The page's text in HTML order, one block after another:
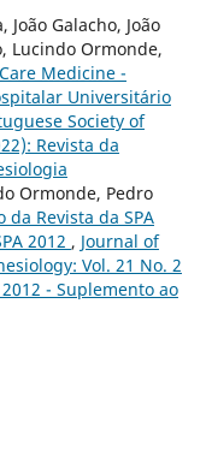
Galacho, João
Lucindo Ormonde,
Medicine -
Universitário
Society of
Revista da
Ormonde, Pedro
Revista da SPA
2012 , Journal of
Vol. 21 No. 2
- Suplemento ao